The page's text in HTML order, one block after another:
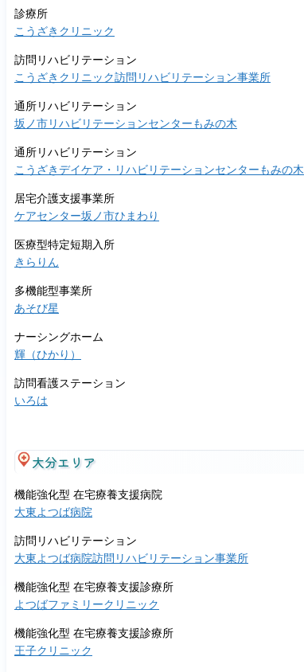
診療所
こうざきクリニック
訪問リハビリテーション
こうざきクリニック訪問リハビリテーション事業所
通所リハビリテーション
坂ノ市リハビリテーションセンターもみの木
通所リハビリテーション
こうざきデイケア・リハビリテーションセンターもみの木
居宅介護支援事業所
ケアセンター坂ノ市ひまわり
医療型特定短期入所
きらりん
多機能型事業所
あそび星
ナーシングホーム
輝（ひかり）
訪問看護ステーション
いろは
大分エリア
機能強化型 在宅療養支援病院
大東よつば病院
訪問リハビリテーション
大東よつば病院訪問リハビリテーション事業所
機能強化型 在宅療養支援診療所
よつばファミリークリニック
機能強化型 在宅療養支援診療所
王子クリニック